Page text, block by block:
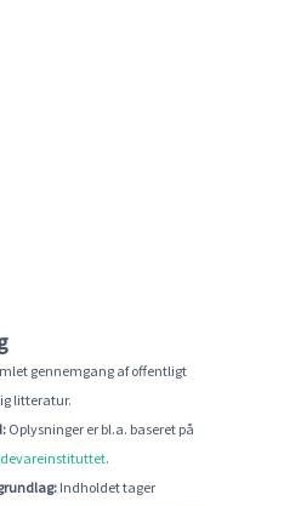
gennemgang af offentligt
litteratur.
Oplysninger er bl.a. baseret på
.
Indholdet tager